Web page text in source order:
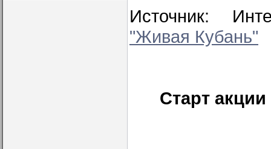
Источник:
"Живая Кубань"
Старт